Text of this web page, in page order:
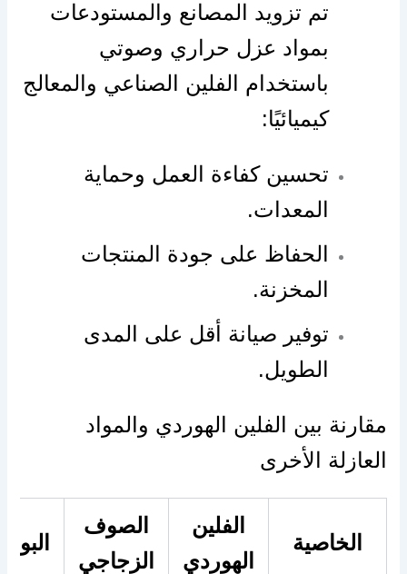
تم تزويد المصانع والمستودعات
بمواد عزل حراري وصوتي
باستخدام الفلين الصناعي والمعالج
كيميائيًا:
تحسين كفاءة العمل وحماية
المعدات.
الحفاظ على جودة المنتجات
المخزنة.
توفير صيانة أقل على المدى
الطويل.
مقارنة بين الفلين الهوردي والمواد
العازلة الأخرى
الخاصية
الفلين
الهوردي
الصوف
الزجاجي